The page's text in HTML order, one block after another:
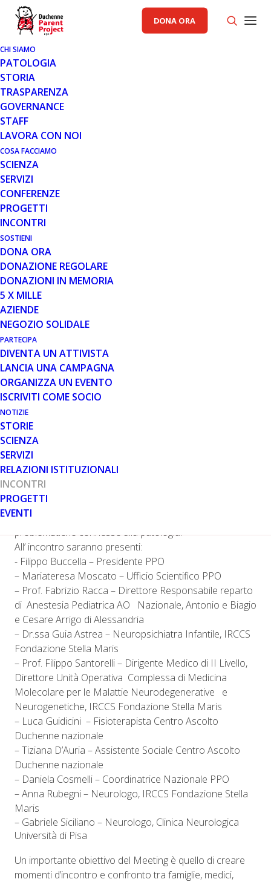
DONA ORA
CHI SIAMO
PATOLOGIA
STORIA
TRASPARENZA
GOVERNANCE
STAFF
LAVORA CON NOI
COSA FACCIAMO
SCIENZA
SERVIZI
CONFERENZE
PROGETTI
INCONTRI
SOSTIENI
DONA ORA
DONAZIONE REGOLARE
DONAZIONI IN MEMORIA
5 X MILLE
AZIENDE
NEGOZIO SOLIDALE
PARTECIPA
DIVENTA UN ATTIVISTA
LANCIA UNA CAMPAGNA
ORGANIZZA UN EVENTO
ISCRIVITI COME SOCIO
NOTIZIE
STORIE
SCIENZA
SERVIZI
RELAZIONI ISTITUZIONALI
INCONTRI
PROGETTI
EVENTI
AREA ISTITUZIONALE PP
26 FEB 2016
MEETING TERRITORIALE SULLA
DISTROFIA MUSCOLARE DI
DUCHENNE E BECKER A
CALAMBRONE (PI)
Domenica 6 marzo si svolgerà a Calambrone (PI) il
prossimo Meeting territoriale sulla distrofia muscolare di
Duchenne e Becker, organizzato da Parent Project
onlus: un appuntamento rivolto alle famiglie che
convivono con la patologia e che desiderano
partecipare ad un momento di incontro e di
approfondimento. L’incontro si terrà presso la l’IRCSS
Fondazione Stella Maris in Viale del Tirreno, edificio Ex
Virgo Fidelis, 341, dalle ore 13.30 alle ore 18.00.
Accanto alla Conferenza Internazionale svoltasi dal 12
al 14 febbraio 2016, che ha offerto un panorama sui
temi legati alla ricerca e alle sperimentazioni in corso,
Parent Project onlus organizzerà, nel corso dell’anno,
una serie di convegni territoriali, con l’obiettivo di
informare e formare famiglie, pazienti, medici e
specialisti sulla corretta gestione clinica e sulle diverse
problematiche connesse alla patologia.
All’​ ​incontro saranno presenti:
​- Filippo Buccella – Presidente PPO
– Mariateresa Moscato – Ufficio Scientifico PPO
– Prof. Fabrizio Racca – Direttore Responsabile reparto
di Anestesia Pediatrica AO Nazionale, Antonio e Biagio
e Cesare Arrigo di Alessandria
– Dr.ssa Guia Astrea – Neuropsichiatra Infantile, IRCCS
Fondazione Stella Maris
– Prof. Filippo Santorelli – Dirigente Medico di II Livello,
Direttore Unità Operativa Complessa di Medicina
Molecolare per le Malattie Neurodegenerative e
Neurogenetiche, IRCCS Fondazione Stella Maris
– Luca Guidicini – Fisioterapista Centro Ascolto
Duchenne nazionale
– Tiziana D’Auria – Assistente Sociale Centro Ascolto
Duchenne nazionale
– Daniela Cosmelli – Coordinatrice Nazionale PPO
– Anna Rubegni – Neurologo, IRCCS Fondazione Stella
Maris
– Gabriele Siciliano – Neurologo, Clinica Neurologica
Università di Pisa
Un importante obiettivo del Meeting è quello di creare
momenti d’incontro e confronto tra famiglie, medici,